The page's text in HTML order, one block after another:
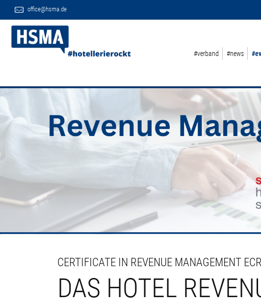
office@hsma.de
#verband #news
CERTIFICATE IN REVENUE MANAGEMENT
DAS HOTEL